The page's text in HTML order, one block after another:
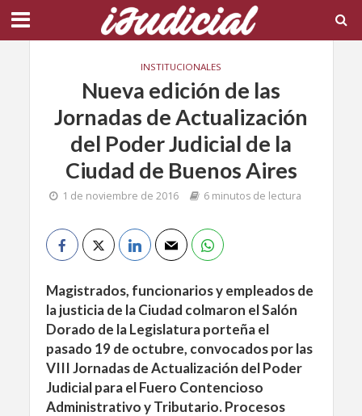
INSTITUCIONALES
Nueva edición de las
Jornadas de Actualización
del Poder Judicial de la
Ciudad de Buenos Aires
1 de noviembre de 2016 6 minutos de lectura
Magistrados, funcionarios y empleados de
la justicia de la Ciudad colmaron el Salón
Dorado de la Legislatura porteña el
pasado 19 de octubre, convocados por las
VIII Jornadas de Actualización del Poder
Judicial para el Fuero Contencioso
Administrativo y Tributario. Procesos